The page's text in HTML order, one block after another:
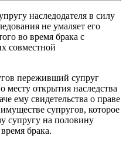
наследодателя в силу
не умаляет его
во время брака с
совместной
переживший супруг
месту открытия наследства
ему свидетельства о праве
супругов, которое
супругу на половину
брака.